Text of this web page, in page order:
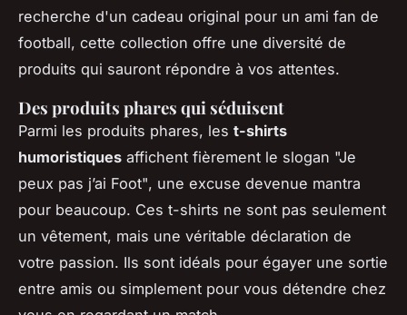
recherche d'un cadeau original pour un ami fan de
football, cette collection offre une diversité de
produits qui sauront répondre à vos attentes.
Des produits phares qui séduisent
Parmi les produits phares, les t-shirts
humoristiques affichent fièrement le slogan "Je
peux pas j’ai Foot", une excuse devenue mantra
pour beaucoup. Ces t-shirts ne sont pas seulement
un vêtement, mais une véritable déclaration de
votre passion. Ils sont idéals pour égayer une sortie
entre amis ou simplement pour vous détendre chez